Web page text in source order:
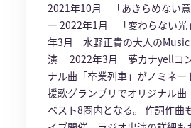
2021年10月 「あきらめない
ー 2022年1月 「変わらない
年3月 水野正貴の大人のMusic
演 2022年3月 夢カナyellコン
ナル曲「卒業列車」がノミネ
援歌グランプリでオリジナル曲
ベスト8圏内となる。 作詞作曲